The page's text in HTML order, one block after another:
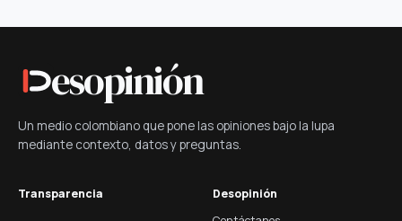
esopinión
Un medio colombiano que pone las opiniones bajo la lupa
mediante contexto, datos y preguntas.
Transparencia
Desopinión